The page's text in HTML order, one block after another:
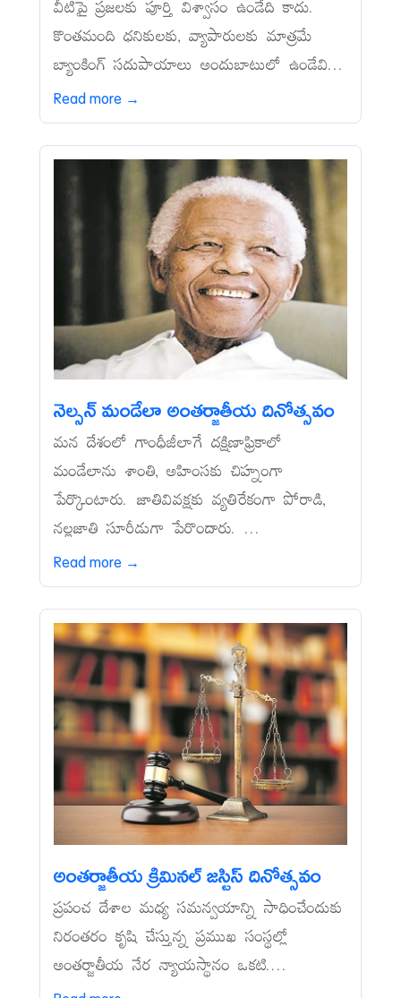
వీటిపై ప్రజలకు పూర్తి విశ్వాసం ఉండేది కాదు.
కొంతమంది ధనికులకు, వ్యాపారులకు మాత్రమే
బ్యాంకింగ్‌ సదుపాయాలు అందుబాటులో ఉండేవి...
Read more →
నెల్సన్‌ మండేలా అంతర్జాతీయ దినోత్సవం
మన దేశంలో గాంధీజీలాగే దక్షిణాఫ్రికాలో
మండేలాను శాంతి, అహింసకు చిహ్నంగా
పేర్కొంటారు. జాతివివక్షకు వ్యతిరేకంగా పోరాడి,
నల్లజాతి సూరీడుగా పేరొందారు. ...
Read more →
అంతర్జాతీయ క్రిమినల్‌ జస్టిస్‌ దినోత్సవం
ప్రపంచ దేశాల మధ్య సమన్వయాన్ని సాధించేందుకు
నిరంతరం కృషి చేస్తున్న ప్రముఖ సంస్థల్లో
అంతర్జాతీయ నేర న్యాయస్థానం ఒకటి....